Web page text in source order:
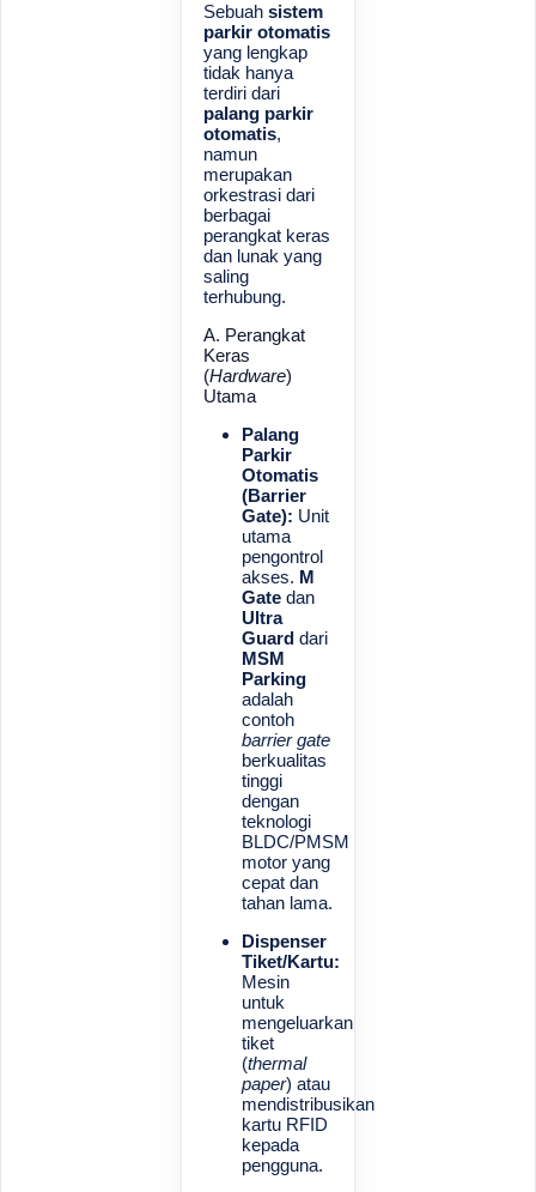
Sebuah sistem
parkir otomatis
yang lengkap
tidak hanya
terdiri dari
palang parkir
otomatis,
namun
merupakan
orkestrasi dari
berbagai
perangkat keras
dan lunak yang
saling
terhubung.
A. Perangkat
Keras
(Hardware)
Utama
Palang
Parkir
Otomatis
(Barrier
Gate): Unit
utama
pengontrol
akses. M
Gate dan
Ultra
Guard dari
MSM
Parking
adalah
contoh
barrier gate
berkualitas
tinggi
dengan
teknologi
BLDC/PMSM
motor yang
cepat dan
tahan lama.
Dispenser
Tiket/Kartu:
Mesin
untuk
mengeluarkan
tiket
(thermal
paper) atau
mendistribusikan
kartu RFID
kepada
pengguna.